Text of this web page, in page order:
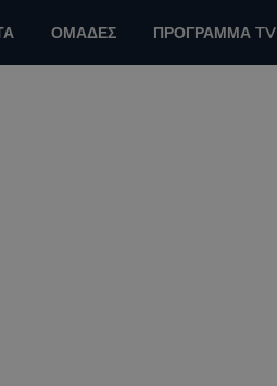
ΟΜΑΔΕΣ ΠΡΟΓΡΑΜΜΑ TV